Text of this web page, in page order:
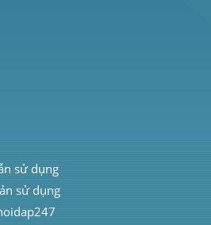
sử dụng
sử dụng